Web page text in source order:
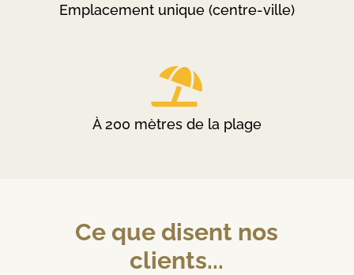
Emplacement unique (centre-ville)

À 200 mètres de la plage
Ce que disent nos
clients...